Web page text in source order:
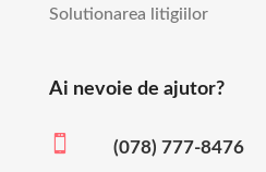
Solutionarea litigiilor
Ai nevoie de ajutor?
 (078) 777-8476